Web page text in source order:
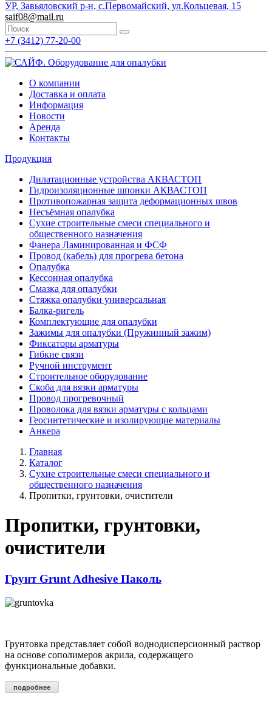
УР, Завьяловский р-н, с.Первомайский, ул.Кольцевая, 15
saif08@mail.ru
+7 (3412) 77-20-00
О компании
Доставка и оплата
Информация
Новости
Аренда
Контакты
Продукция
Дилатационные устройства АКВАСТОП
Гидроизоляционные шпонки АКВАСТОП
Противопожарная защита деформационных швов
Несъёмная опалубка
Сухие строительные смеси специального и
общественного назначения
Фанера Ламинированная и ФСФ
Провод (кабель) для прогрева бетона
Опалубка
Кессонная опалубка
Смазка для опалубки
Стяжка опалубки универсальная
Балка-ригель
Комплектующие для опалубки
Зажимы для опалубки (Пружинный зажим)
Фиксаторы арматуры
Гибкие связи
Ручной инструмент
Cтроительное оборудование
Скоба для вязки арматуры
Провод прогревочный
Проволока для вязки арматуры с кольцами
Геосинтетические и изолирующие материалы
Анкера
Главная
Каталог
Сухие строительные смеси специального и
общественного назначения
Пропитки, грунтовки, очистители
Пропитки, грунтовки,
очистители
Грунт Grunt Adhesive Паколь
Грунтовка представляет собой воднодисперсионный раствор
на основе сополимеров акрила, содержащего
функциональные добавки.
подробнее